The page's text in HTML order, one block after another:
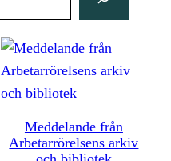
Meddelande från
Arbetarrörelsens arkiv